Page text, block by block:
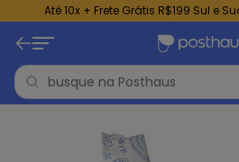
Até 10x + Frete Grátis R$199 Sul e